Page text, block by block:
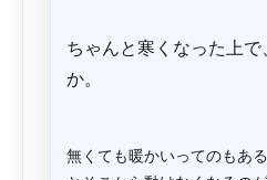
ちゃんと寒くなった上
か。
無くても暖かいってのもあ